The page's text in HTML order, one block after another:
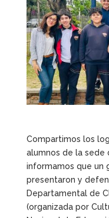
Compartimos los
alumnos de la sede
informamos que un
presentaron y
Departamental de
(organizada por